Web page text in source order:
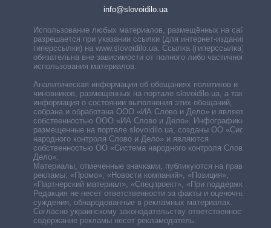
info@slovoidilo.ua
Использование любых материалов, размещённых на сайте,
разрешается при указании ссылки (для интернет-изданий —
гиперссылки) на www.slovoidilo.ua. Ссылка (гиперссылка)
обязательна вне зависимости от полного либо частичного
использования материалов.
Аналитическая информация об обещаниях политиков и
чиновников, размещенных на портале slovoidilo.ua, а также
информация о состоянии выполнения этих обещаний,
собрана и обработана ООО «ИА Слово и Дело» и является
собственностью ООО «ИА Слово и Дело». Инфографики,
размещенные на портале slovoidilo.ua, созданы ОО «Система
народного контроля Слово и Дело» и являются
собственностью ОО «Система народного контроля Слово и
Дело».
Материалы, отмеченные значками, публикуются на правах
рекламы: «Промо», «Новости компаний», «Позиция»,
«Партнерский материал», «Спецпроект», «При поддержке».
Редакция не несет ответственности за факты и оценочные
суждения, обнародованные в рекламных материалах.
Согласно украинскому законодательству ответственность за
содержание рекламы несет рекламодатель.